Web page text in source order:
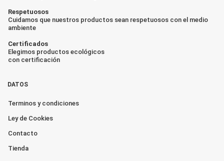
Respetuosos
Cuidamos que nuestros productos sean respetuosos con el medio
ambiente
Certificados
Elegimos productos ecológicos
con certificación
DATOS
Terminos y condiciones
Ley de Cookies
Contacto
Tienda